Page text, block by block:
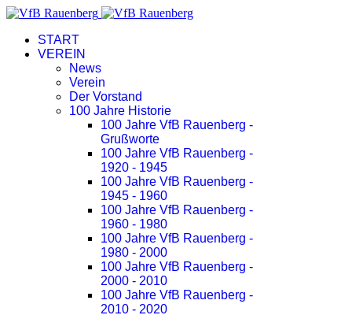
START
VEREIN
News
Verein
Der Vorstand
100 Jahre Historie
100 Jahre VfB Rauenberg -
Grußworte
100 Jahre VfB Rauenberg -
1920 - 1945
100 Jahre VfB Rauenberg -
1945 - 1960
100 Jahre VfB Rauenberg -
1960 - 1980
100 Jahre VfB Rauenberg -
1980 - 2000
100 Jahre VfB Rauenberg -
2000 - 2010
100 Jahre VfB Rauenberg -
2010 - 2020